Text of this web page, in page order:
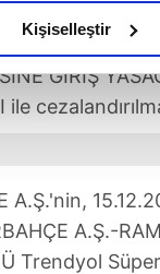
en iyi içerikleri
gösterdiğimizi
karşılamak
sizlere hatırlatmak
sunabilmek
Kişiselleştir
SOYUNMA
GİRİŞ
ile
A.Ş.'nin,
A.Ş.-
Trendyol